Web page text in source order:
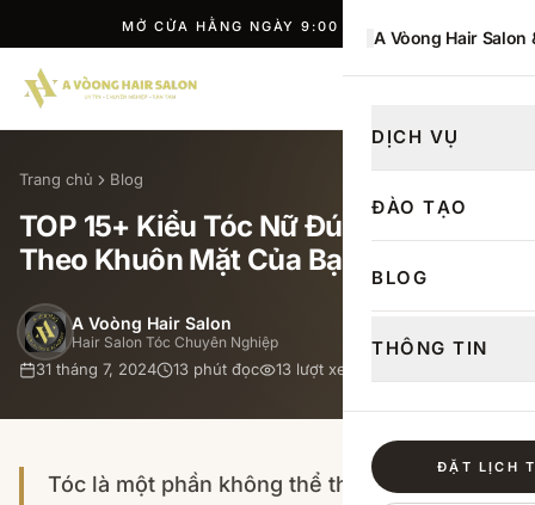
TƯ VẤN MIỄN PHÍ · ĐẶT LỊCH NGAY
A Vòong Hair Salon
DỊCH VỤ
ĐÀO TẠO
BLOG
THÔNG TIN
ĐẶT LỊCH
Trang chủ Blog
TOP 15+ Kiểu Tóc Nữ Đúng Chuẩn
Theo Khuôn Mặt Của Bạn
A Voòng Hair Salon
Hair Salon Tóc Chuyên Nghiệp
31 tháng 7, 2024 13 phút đọc 13 lượt xem
Tóc là một phần không thể thiếu trong vẻ